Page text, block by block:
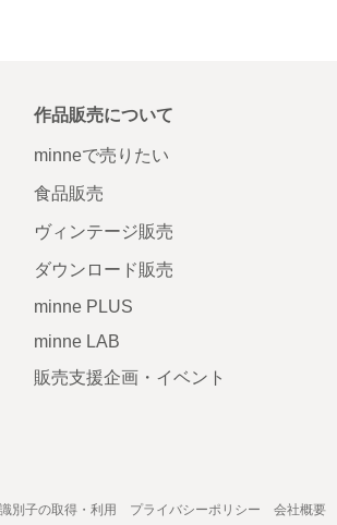
作品販売について
minneで売りたい
食品販売
ヴィンテージ販売
ダウンロード販売
minne PLUS
minne LAB
販売支援企画・イベント
別子の取得・利用 プライバシーポリシー 会社概要